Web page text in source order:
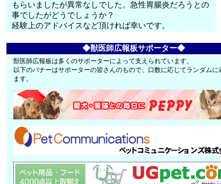
もらいましたが異常なしでした。急性胃腸炎だろうとの
事でしたがどうでしょうか？
経験上のアドバイスなど頂ければ幸いです。
◆獣医師広報板サポーター◆
獣医師広報板は多くのサポーターによって支えられています。
以下のバナーはサポーターの皆さんのもので、口数に応じてランダムに
ます。